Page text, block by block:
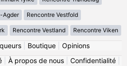
Agder Rencontre Vestfold
Rencontre Vestland Rencontre Viken
| Boutique| Opinions
À propos de nous Confidentialité